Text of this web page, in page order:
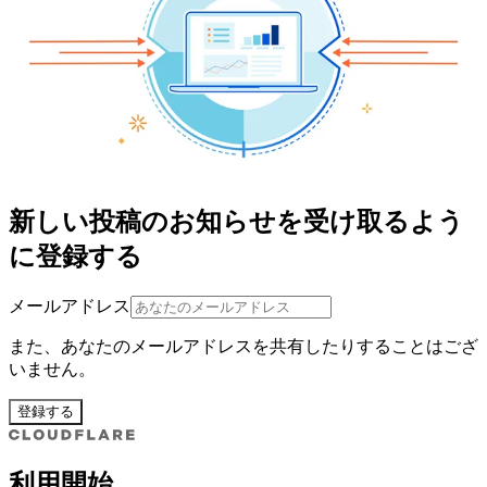
新しい投稿のお知らせを受け取るよう
に登録する
メールアドレス
また、あなたのメールアドレスを共有したりすることはござ
いません。
登録する